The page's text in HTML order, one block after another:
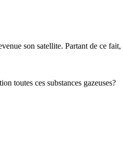
son satellite. Partant de ce fait,
toutes ces substances gazeuses?